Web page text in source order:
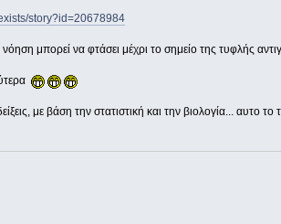
story?id=20678984
μπορεί να φτάσει μέχρι το σημείο της τυφλής
με βάση την στατιστική και την βιολογία... αυτο το